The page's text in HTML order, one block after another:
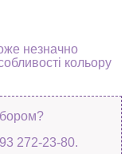
незначно
кольору
272-23-80.